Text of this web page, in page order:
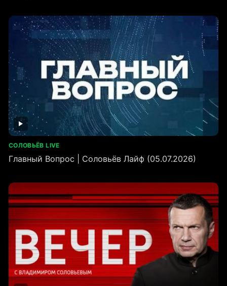
СОЛОВЬЁВ LIVE
Главный Вопрос | Соловьёв Лайф (05.07.2026)